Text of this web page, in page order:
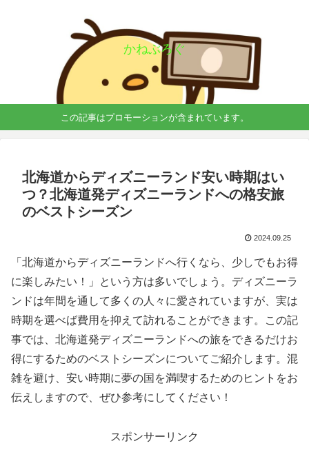
かねぶろぐ
この記事はプロモーションが含まれています。
北海道からディズニーランド安い時期はい
つ？北海道発ディズニーランドへの格安旅
のベストシーズン
2024.09.25
「北海道からディズニーランドへ行くなら、少しでもお得
に楽しみたい！」という方は多いでしょう。ディズニーラ
ンドは年間を通して多くの人々に愛されていますが、実は
時期を選べば費用を抑えて訪れることができます。この記
事では、北海道発ディズニーランドへの旅をできるだけお
得にするためのベストシーズンについてご紹介します。混
雑を避け、安い時期に夢の国を満喫するためのヒントをお
伝えしますので、ぜひ参考にしてください！
スポンサーリンク